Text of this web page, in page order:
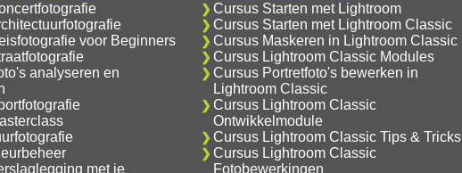
voor Beginners
analyseren en
met je
Cursus Starten met Lightroom
Cursus Starten met Lightroom Classic
Cursus Maskeren in Lightroom Classic
Cursus Lightroom Classic Modules
Cursus Portretfoto's bewerken in
Lightroom Classic
Cursus Lightroom Classic
Ontwikkelmodule
Cursus Lightroom Classic Tips & Tricks
Cursus Lightroom Classic
Fotobewerkingen